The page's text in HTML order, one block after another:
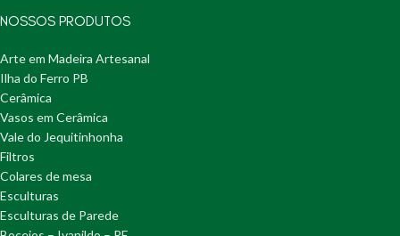
NOSSOS PRODUTOS
Arte em Madeira Artesanal
Ilha do Ferro PB
Cerâmica
Vasos em Cerâmica
Vale do Jequitinhonha
Filtros
Colares de mesa
Esculturas
Esculturas de Parede